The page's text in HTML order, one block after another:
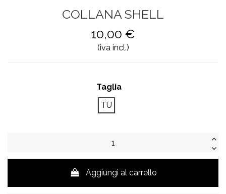
COLLANA SHELL
10,00 €
(iva incl.)
Taglia
TU
Aggiungi al carrello